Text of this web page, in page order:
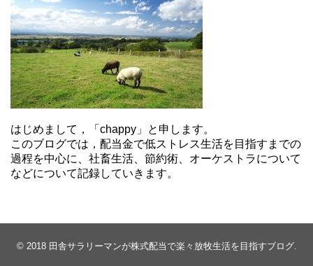
はじめまして，「chappy」と申します。
このブログでは，配当金で低ストレス生活を目指すまでの
過程を中心に、社畜生活、節約術、オーケストラについて
などについて記録していきます。
© 2018 田舎サラリーマンが株式配当で楽々放牧生活を目指すブログ.